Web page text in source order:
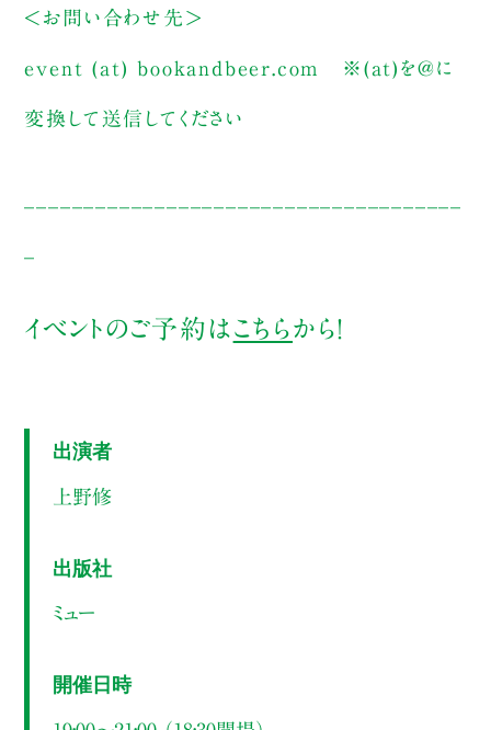
＜お問い合わせ先＞
event (at) bookandbeer.com ※(at)を@に
変換して送信してください
イベントのご予約はこちらから！
出演者
上野修
出版社
ミュー
開催日時